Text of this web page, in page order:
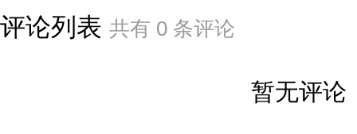
评论列表 共有 0 条评论
暂无评论